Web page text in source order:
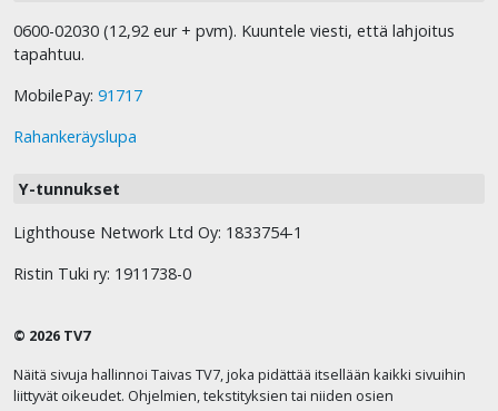
0600-02030 (12,92 eur + pvm). Kuuntele viesti, että lahjoitus
tapahtuu.
MobilePay: 91717
Rahankeräyslupa
Y-tunnukset
Lighthouse Network Ltd Oy: 1833754-1
Ristin Tuki ry: 1911738-0
© 2026 TV7
Näitä sivuja hallinnoi Taivas TV7, joka pidättää itsellään kaikki sivuihin
liittyvät oikeudet. Ohjelmien, tekstityksien tai niiden osien